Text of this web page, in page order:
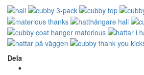
Dela